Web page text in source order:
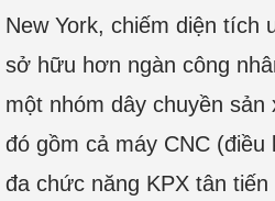
New York, chiếm diện tích
sở hữu hơn ngàn công
một nhóm dây chuyền sản
đó gồm cả máy CNC
đa chức năng KPX tân